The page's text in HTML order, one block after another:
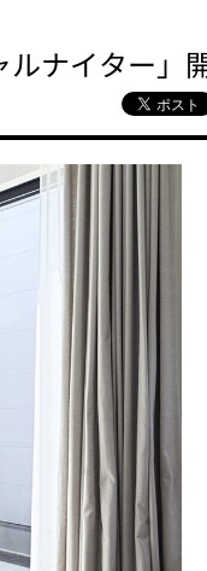
ルナイター」